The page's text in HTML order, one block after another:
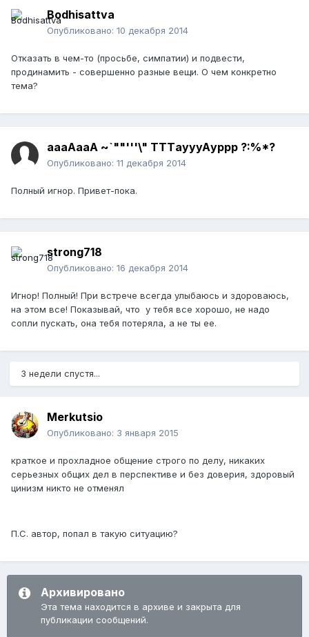
Bodhisattva
Опубликовано: 10 декабря 2014
Отказать в чем-то (просьбе, симпатии) и подвести,
продинамить - совершенно разные вещи. О чем конкретно
тема?
аaaAaаА ~`""'''\" TТТaуyyAурpр ?:%*?
Опубликовано: 11 декабря 2014
Полный игнор. Привет-пока.
strong718
Опубликовано: 16 декабря 2014
Игнор! Полный! При встрече всегда улыбаюсь и здороваюсь,
на этом все! Показывай, что у тебя все хорошо, не надо
сопли пускать, она тебя потеряла, а не ты ее.
3 недели спустя...
Merkutsio
Опубликовано: 3 января 2015
краткое и прохладное общение строго по делу, никаких
серьезных общих дел в перспективе и без доверия, здоровый
цинизм никто не отменял
П.С. автор, попал в такую ситуацию?
Архивировано
Эта тема находится в архиве и закрыта для
публикации сообщений.